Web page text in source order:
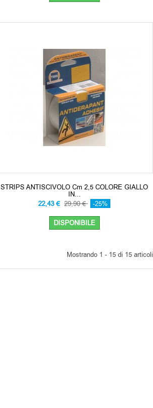
STRIPS ANTISCIVOLO Cm 2,5 COLORE GIALLO
IN...
22,43 € 29,90 € -25%
DISPONIBILE
Mostrando 1 - 15 di 15 articoli